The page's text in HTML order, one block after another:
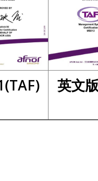
英文